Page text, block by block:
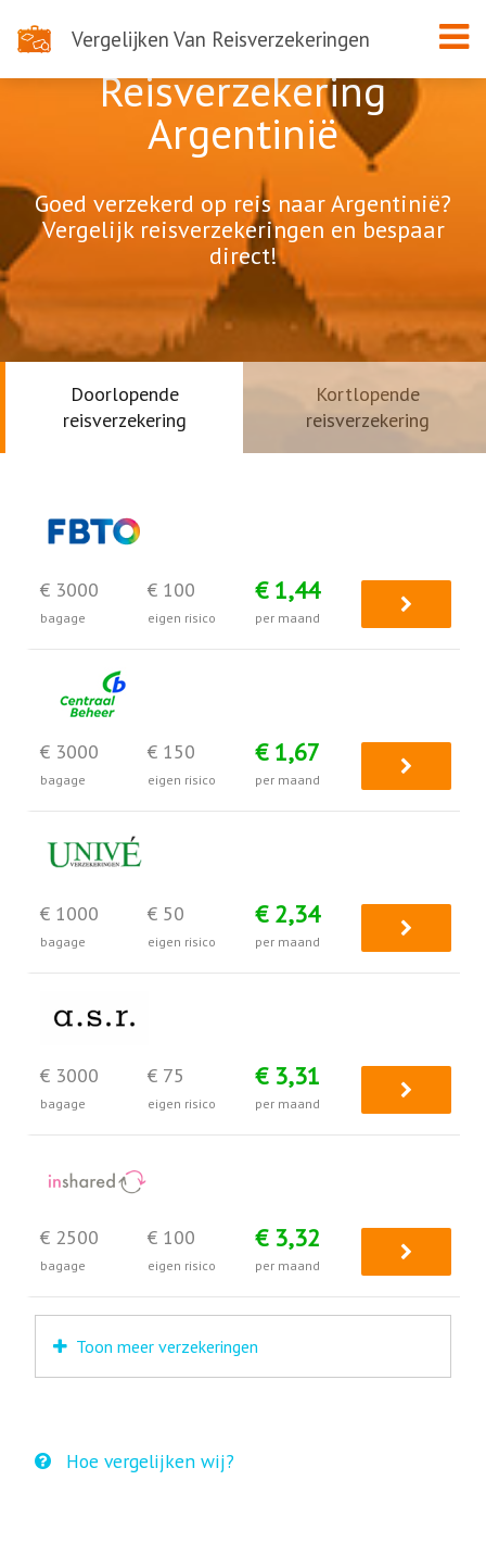
Vergelijken Van Reisverzekeringen
Reisverzekering
Argentinië
Goed verzekerd op reis naar Argentinië?
Vergelijk reisverzekeringen en bespaar
direct!
Doorlopende
reisverzekering
Kortlopende
reisverzekering
€ 3000
bagage
€ 100
eigen risico
€ 1,44
per maand
€ 3000
bagage
€ 150
eigen risico
€ 1,67
per maand
€ 1000
bagage
€ 50
eigen risico
€ 2,34
per maand
€ 3000
bagage
€ 75
eigen risico
€ 3,31
per maand
€ 2500
bagage
€ 100
eigen risico
€ 3,32
per maand
Toon meer verzekeringen
Hoe vergelijken wij?